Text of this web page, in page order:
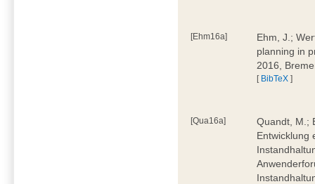
[Ehm16a]
Ehm, J.;
planning in
2016,
[ BibTeX ]
[Qua16a]
Quandt, M.;
Entwicklung